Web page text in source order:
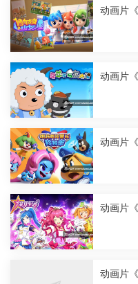
动画片
动画片
动画片
动画片
动画片